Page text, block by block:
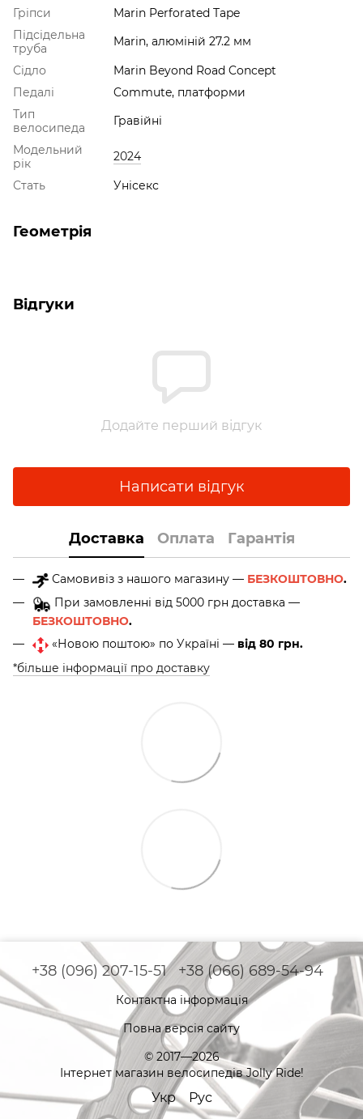
Гріпси
Marin Perforated Tape
Підсідельна
труба
Marin, алюміній 27.2 мм
Сідло
Marin Beyond Road Concept
Педалі
Commute, платформи
Тип
велосипеда
Гравійні
Модельний
рік
2024
Стать
Унісекс
Геометрія
Відгуки
Додайте перший відгук
Написати відгук
Доставка Оплата Гарантія
Самовивіз з нашого магазину — БЕЗКОШТОВНО.
При замовленні від 5000 грн доставка —
БЕЗКОШТОВНО.
«Новою поштою» по Україні — від 80 грн.
*більше інформації про доставку
+38 (096) 207-15-51 +38 (066) 689-54-94
Контактна інформація
Повна версія сайту
© 2017—2026
Інтернет магазин велосипедів Jolly Ride!
Укр Рус